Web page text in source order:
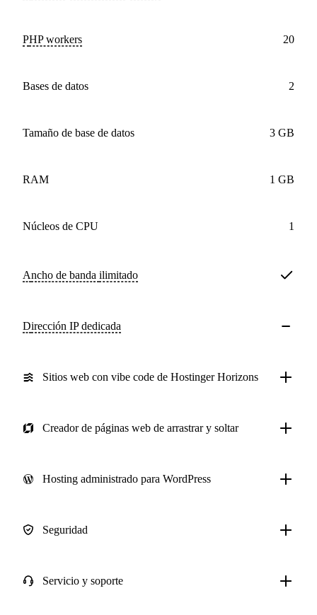
PHP workers 20
bases de datos 2
Tamaño de base de datos 3 GB
RAM 1 GB
núcleos de CPU 1
Ancho de banda ilimitado
Dirección IP dedicada
Sitios web con vibe code de Hostinger Horizons
Creador de páginas web de arrastrar y soltar
Hosting administrado para WordPress
Seguridad
Servicio y soporte